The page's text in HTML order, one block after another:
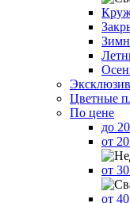
Цветные
По цене
до
от
от
от